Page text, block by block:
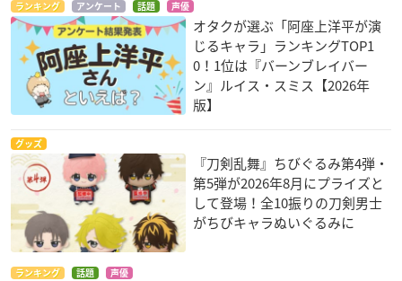
ランキング アンケート 話題 声優
オタクが選ぶ「阿座上洋平が演
じるキャラ」ランキングTOP1
0！1位は『バーンブレイバー
ン』ルイス・スミス【2026年
版】
グッズ
『刀剣乱舞』ちびぐるみ第4弾・
第5弾が2026年8月にプライズと
して登場！全10振りの刀剣男士
がちびキャラぬいぐるみに
ランキング 話題 声優